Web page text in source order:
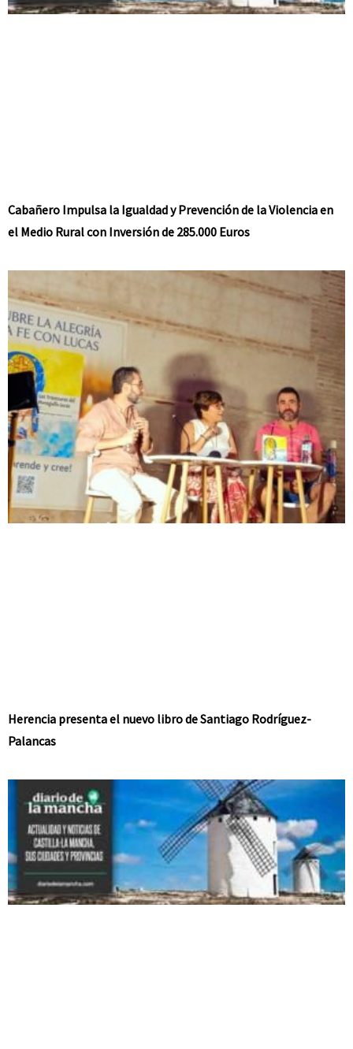
Cabañero Impulsa la Igualdad y Prevención de la Violencia en
el Medio Rural con Inversión de 285.000 Euros
Herencia presenta el nuevo libro de Santiago Rodríguez-
Palancas